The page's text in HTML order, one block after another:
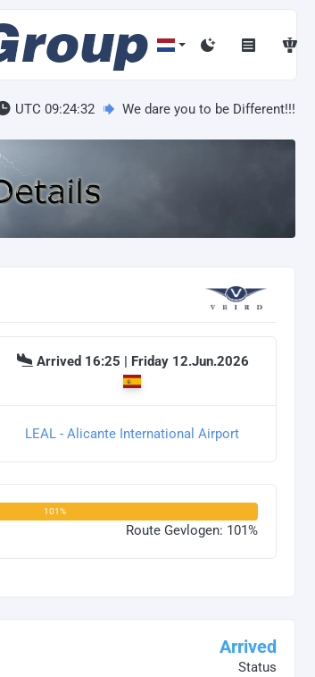
UTC 09:24:33 We dare you to be Different!!!
Arrived 16:25 | Friday 12.Jun.2026
LEAL - Alicante International Airport
101%
Route Gevlogen: 101%
Arrived
Status